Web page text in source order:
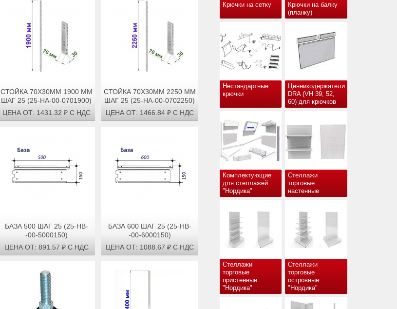
Крючки на сетку
Крючки на балку
(планку)
Нестандартные
крючки
Ценникодержатели
DRA (VH 39, 52,
60) для крючков
Комплектующие
для стеллажей
"Нордика"
Стеллажи
торговые
настенные
Стеллажи
торговые
пристенные
"Нордика"
Стеллажи
торговые
островные
"Нордика"
СТОЙКА 70Х30ММ 1900 ММ
ШАГ 25 (25-НА-00-0701900)
ЦЕНА ОТ: 1431.32 ₽ С НДС
СТОЙКА 70Х30ММ 2250 ММ
ШАГ 25 (25-НА-00-0702250)
ЦЕНА ОТ: 1466.84 ₽ С НДС
БАЗА 500 ШАГ 25 (25-НВ-
-00-5000150)
ЦЕНА ОТ: 891.57 ₽ С НДС
БАЗА 600 ШАГ 25 (25-НВ-
-00-6000150)
ЦЕНА ОТ: 1088.67 ₽ С НДС